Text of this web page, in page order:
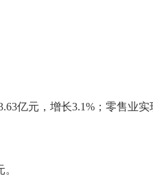
亿元，增长3.1%；零售业